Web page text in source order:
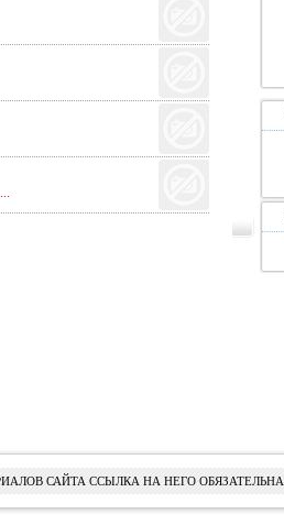
САЙТА ССЫЛКА НА НЕГО ОБЯЗАТЕЛЬНА.